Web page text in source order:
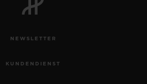
NEWSLETTER
KUNDENDIENST